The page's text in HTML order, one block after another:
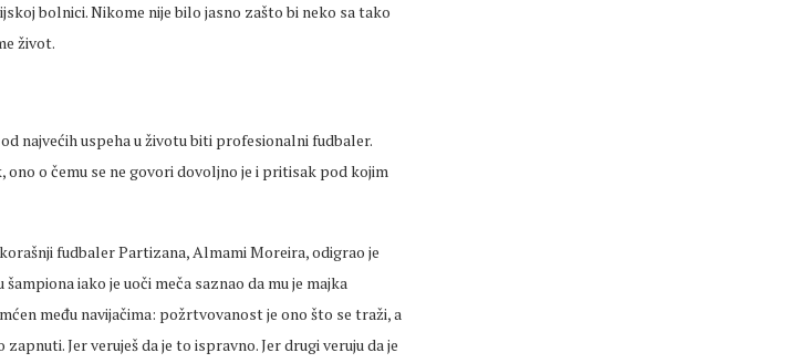
bolnici. Nikome nije bilo jasno zašto bi neko sa tako
život.
najvećih uspeha u životu biti profesionalni fudbaler.
o čemu se ne govori dovoljno je i pritisak pod kojim
fudbaler Partizana, Almami Moreira, odigrao je
iako je uoči meča saznao da mu je majka
među navijačima: požrtvovanost je ono što se traži, a
Jer veruješ da je to ispravno. Jer drugi veruju da je